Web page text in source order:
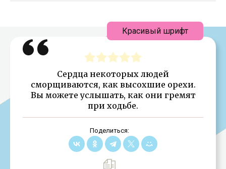
Сердца некоторых людей
сморщиваются, как высохшие орехи.
Вы можете услышать, как они гремят
при ходьбе.
Поделиться:
Красивый шрифт